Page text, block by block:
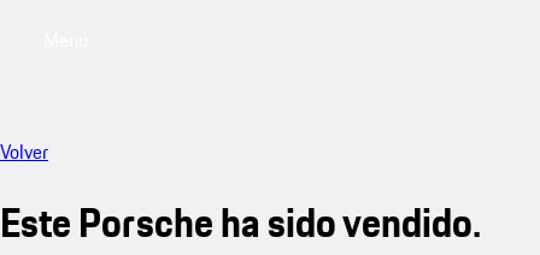
Volver
Este Porsche ha sido vendido.